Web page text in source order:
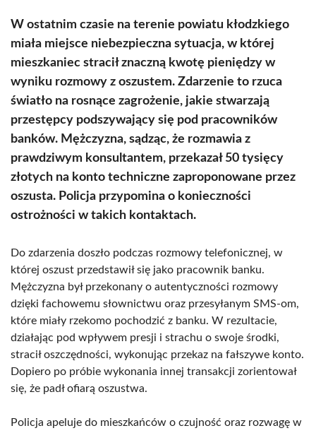
W ostatnim czasie na terenie powiatu kłodzkiego
miała miejsce niebezpieczna sytuacja, w której
mieszkaniec stracił znaczną kwotę pieniędzy w
wyniku rozmowy z oszustem. Zdarzenie to rzuca
światło na rosnące zagrożenie, jakie stwarzają
przestępcy podszywający się pod pracowników
banków. Mężczyzna, sądząc, że rozmawia z
prawdziwym konsultantem, przekazał 50 tysięcy
złotych na konto techniczne zaproponowane przez
oszusta. Policja przypomina o konieczności
ostrożności w takich kontaktach.
Do zdarzenia doszło podczas rozmowy telefonicznej, w
której oszust przedstawił się jako pracownik banku.
Mężczyzna był przekonany o autentyczności rozmowy
dzięki fachowemu słownictwu oraz przesyłanym SMS-om,
które miały rzekomo pochodzić z banku. W rezultacie,
działając pod wpływem presji i strachu o swoje środki,
stracił oszczędności, wykonując przekaz na fałszywe konto.
Dopiero po próbie wykonania innej transakcji zorientował
się, że padł ofiarą oszustwa.
Policja apeluje do mieszkańców o czujność oraz rozwagę w